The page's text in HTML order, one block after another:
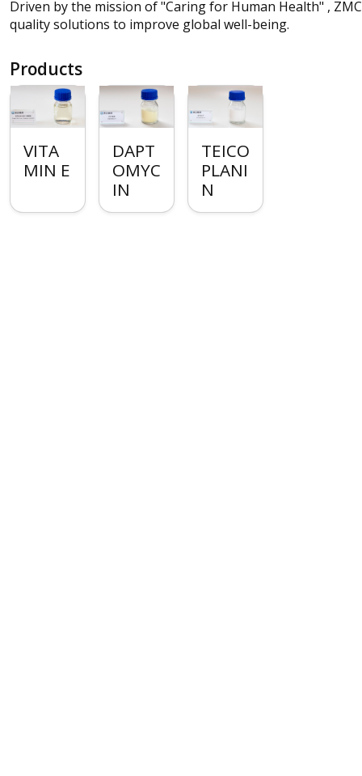
Driven by the mission of "Caring for Human Health" ,
quality solutions to improve global well-being.
Products
VITA
MIN E
DAPT
OMYC
IN
TEICO
PLANI
N